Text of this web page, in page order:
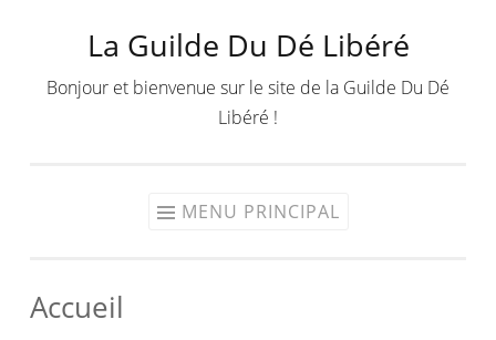
contenu
La Guilde Du Dé Libéré
Bonjour et bienvenue sur le site de la Guilde Du Dé
Libéré !
MENU PRINCIPAL
Accueil